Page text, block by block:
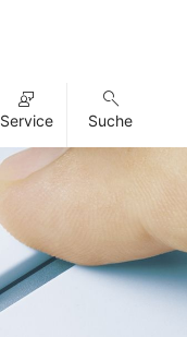
Service Suche